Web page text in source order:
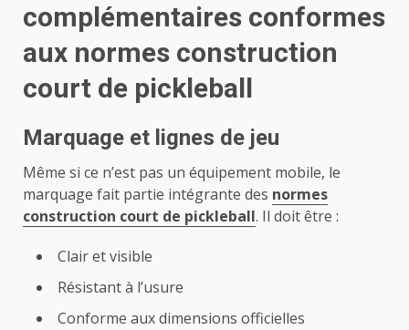
complémentaires conformes
aux normes construction
court de pickleball
Marquage et lignes de jeu
Même si ce n’est pas un équipement mobile, le
marquage fait partie intégrante des normes
construction court de pickleball. Il doit être :
Clair et visible
Résistant à l’usure
Conforme aux dimensions officielles